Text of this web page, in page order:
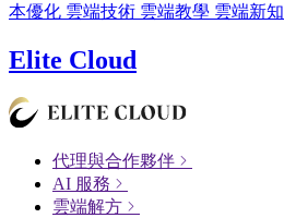
本優化 雲端技術 雲端教學 雲端新知
Elite Cloud
代理與合作夥伴
AI 服務
雲端解方